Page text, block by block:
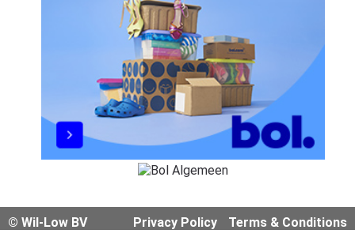
© Wil-Low BV Privacy Policy Terms & Conditions